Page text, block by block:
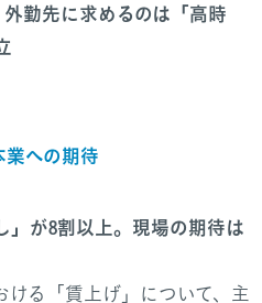
勤先に求めるのは「高時
への期待
」が8割以上。現場の期待は
ける「賃上げ」について、主